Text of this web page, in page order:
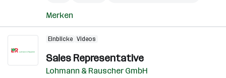
Merken
Einblicke Videos
Sales Representative
Lohmann & Rauscher GmbH